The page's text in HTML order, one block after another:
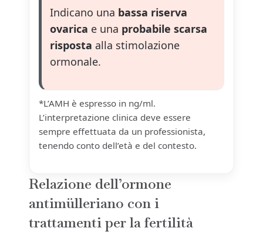
Indicano una bassa riserva
ovarica e una probabile scarsa
risposta alla stimolazione
ormonale.
*L’AMH è espresso in ng/ml.
L’interpretazione clinica deve essere
sempre effettuata da un professionista,
tenendo conto dell’età e del contesto.
Relazione dell’ormone
antimülleriano con i
trattamenti per la fertilità